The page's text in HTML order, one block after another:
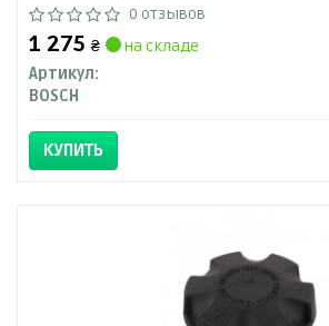
0 отзывов
1 275 ₴
на складе
Артикул:
BOSCH
КУПИТЬ